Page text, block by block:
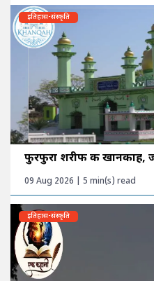
इतिहास-संस्कृति
फुरफुरा शरीफ की खानकाह,
09 Aug 2026 | 5 min(s) read
इतिहास-संस्कृति